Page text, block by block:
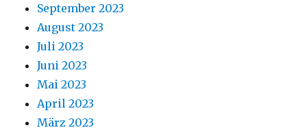
September 2023
August 2023
Juli 2023
Juni 2023
Mai 2023
April 2023
März 2023